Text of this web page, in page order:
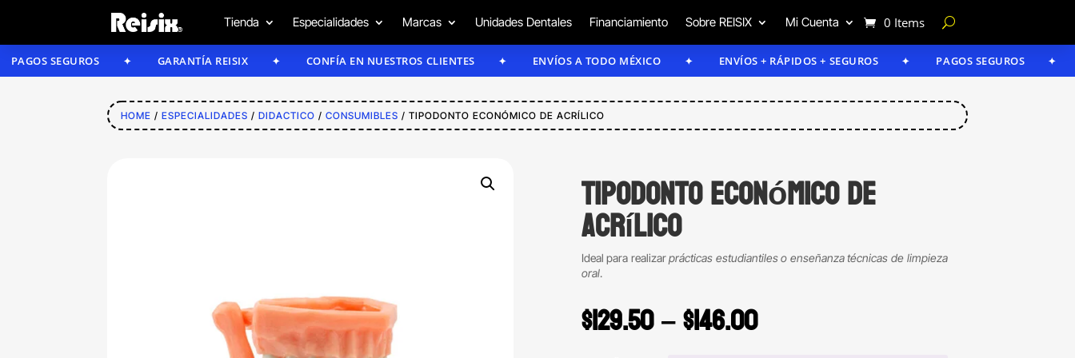
Tienda Especialidades Marcas Unidades Dentales Financiamiento Sobre REISIX Mi Cuenta 0 Items
SEGUROS GARANTÍA REISIX CONFÍA EN NUESTROS CLIENTES ENVÍOS A TODO MÉXICO ENVÍOS + RÁPIDOS + SEGUROS PAGOS SEGUROS
HOME /ESPECIALIDADES /DIDACTICO /CONSUMIBLES / TIPODONTO ECONÓMICO DE ACRÍLICO
Tipodonto económico de
acrílico
Ideal para realizarprácticas estudiantiles o enseñanza técnicas de limpieza
oral.
$129.50–$146.00Price